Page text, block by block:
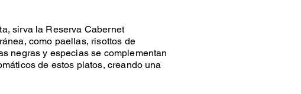
sirva la Reserva Cabernet
como paellas, risottos de
negras y especias se complementan
de estos platos, creando una